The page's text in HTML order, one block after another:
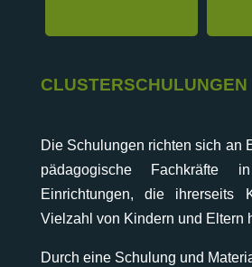
CLUSTERSCHULUNGEN
Die Schulungen richten sich an
pädagogische Fachkräfte
Einrichtungen, die ihrerseits
Vielzahl von Kindern und Eltern
Durch eine Schulung und